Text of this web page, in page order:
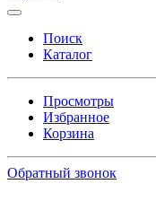
Поиск
Каталог
Просмотры
Избранное
Корзина
Обратный звонок